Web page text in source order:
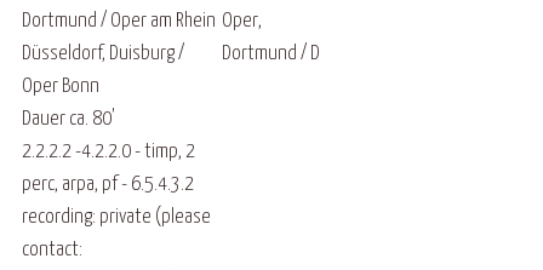
Dortmund / Oper am Rhein
Düsseldorf, Duisburg /
Oper Bonn
Dauer ca. 80'
2.2.2.2 -4.2.2.0 - timp, 2
perc, arpa, pf - 6.5.4.3.2
recording: private (please
contact:
Oper,
Dortmund / D